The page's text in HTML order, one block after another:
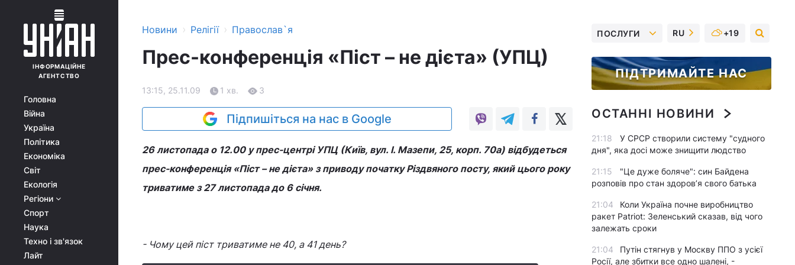
ІНФОРМАЦІЙНЕ
АГЕНТСТВО
Головна
Війна
Україна
Політика
Економіка
Світ
Екологія
Регіони
Спорт
Наука
Техно і зв'язок
Лайт
Новини › Релігії › Православ`я
Прес-конференція «Піст – не дієта» (УПЦ)
13:15, 25.11.09 1 хв. 3
Підпишіться на нас в Google
26 листопада о 12.00 у прес-центрі УПЦ (Київ, вул. І. Мазепи, 25, корп. 70а) відбудеться
прес-конференція «Піст – не дієта» з приводу початку Різдвяного посту, який цього року
триватиме з 27 листопада до 6 січня.
- Чому цей піст триватиме не 40, а 41 день?
ПОСЛУГИ RU +19
ПІДТРИМАЙТЕ НАС
ОСТАННІ НОВИНИ
21:18
У СРСР створили систему "судного
дня", яка досі може знищити людство
21:15
"Це дуже боляче": син Байдена
розповів про стан здоров’я свого батька
21:04
Коли Україна почне виробництво
ракет Patriot: Зеленський сказав, від чого
залежать сроки
21:04
Путін стягнув у Москву ППО з усієї
Росії, але збитки все одно шалені, -